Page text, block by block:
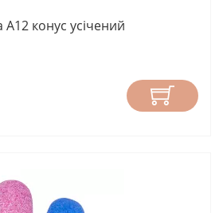
конус усічений